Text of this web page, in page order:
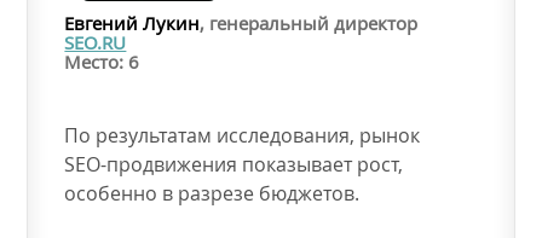
Евгений Лукин, генеральный директор
SEO.RU
Место: 6
По результатам исследования, рынок
SEO-продвижения показывает рост,
особенно в разрезе бюджетов.